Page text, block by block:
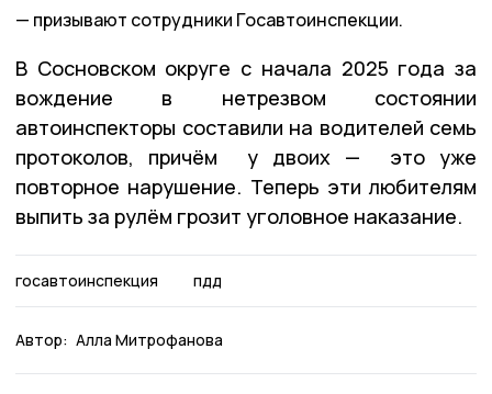
призывают сотрудники Госавтоинспекции.
В Сосновском округе с начала 2025 года за
вождение в нетрезвом состоянии
автоинспекторы составили на водителей семь
протоколов, причём у двоих — это уже
повторное нарушение. Теперь эти любителям
выпить за рулём грозит уголовное наказание.
госавтоинспекция пдд
Автор: Алла Митрофанова